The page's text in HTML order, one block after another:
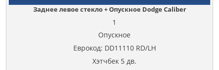
Заднее левое стекло + Опускное Dodge Caliber
1
Опускное
Еврокод: DD11110 RD/LH
Хэтчбек 5 дв.